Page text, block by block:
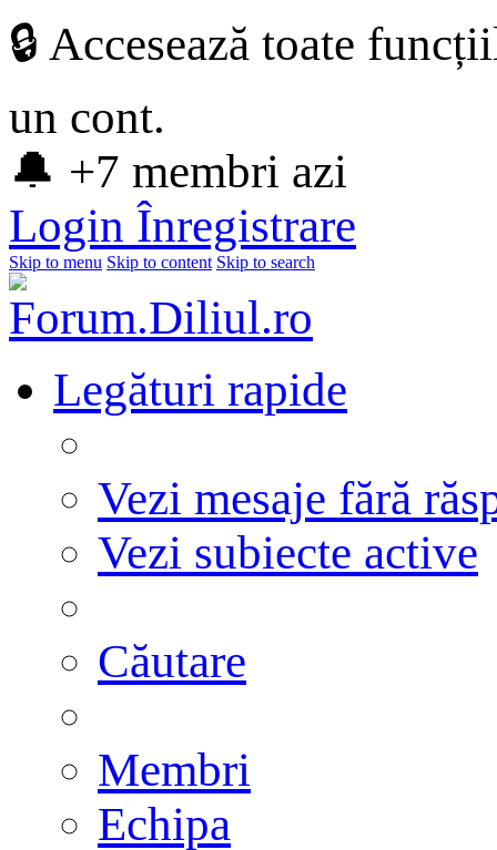
🔒 Accesează toate
un cont.
🔔 +7 membri azi
Login Înregistrare
Skip to menu Skip to content Skip to search
Legături rapide
Vezi mesaje fără
Vezi subiecte active
Căutare
Membri
Echipa